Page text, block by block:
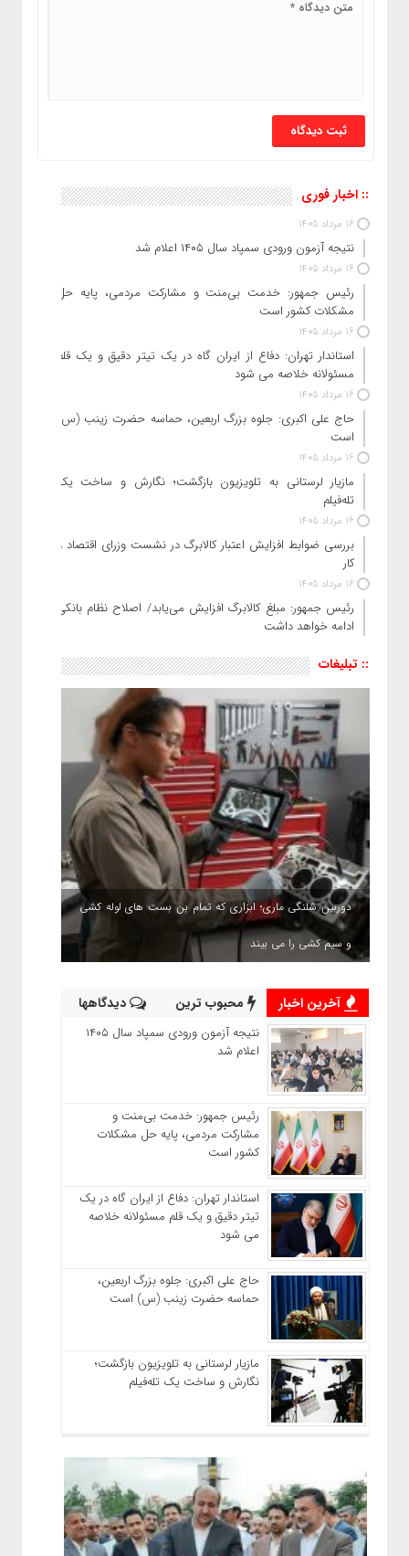
:: اخبار فوری
16 مرداد 1405
نتیجه آزمون ورودی سمپاد سال ۱۴۰۵ اعلام شد
16 مرداد 1405
رئیس جمهور: خدمت بی‌منت و مشارکت مردمی، پایه حل
مشکلات کشور است
16 مرداد 1405
استاندار تهران: دفاع از ایران گاه در یک تیتر دقیق و یک قلم
مسئولانه خلاصه می شود
16 مرداد 1405
حاج‌ علی‌ اکبری: جلوه بزرگ اربعین، حماسه حضرت زینب (س)
است
16 مرداد 1405
مازیار لرستانی به تلویزیون بازگشت؛ نگارش و ساخت یک
تله‌فیلم
16 مرداد 1405
بررسی ضوابط افزایش اعتبار کالابرگ در نشست وزرای اقتصاد و
کار
16 مرداد 1405
رئیس‌ جمهور: مبلغ کالابرگ افزایش می‌یابد/ اصلاح نظام بانکی
ادامه خواهد داشت
:: تبلیغات
دوربین شلنگی ماری؛ ابزاری که تمام بن بست های لوله کشی
و سیم کشی را می بیند
آخرین اخبار محبوب ترین دیدگاهها
نتیجه آزمون ورودی سمپاد سال ۱۴۰۵
اعلام شد
رئیس جمهور: خدمت بی‌منت و
مشارکت مردمی، پایه حل مشکلات
کشور است
استاندار تهران: دفاع از ایران گاه در یک
تیتر دقیق و یک قلم مسئولانه خلاصه
می شود
حاج‌ علی‌ اکبری: جلوه بزرگ اربعین،
حماسه حضرت زینب (س) است
مازیار لرستانی به تلویزیون بازگشت؛
نگارش و ساخت یک تله‌فیلم